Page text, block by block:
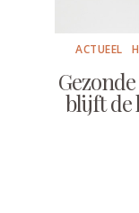
ACTUEEL
blijft de